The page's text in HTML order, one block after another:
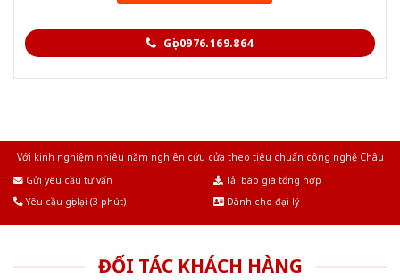
Gọi 0976.169.864
Với kinh nghiệm nhiêu năm nghiên cứu cửa theo tiêu chuẩn công nghệ Châu
Gửi yêu cầu tư vấn
Tải báo giá tổng hợp
Yêu cầu gọi lại (3 phút)
Dành cho đại lý
ĐỐI TÁC KHÁCH HÀNG